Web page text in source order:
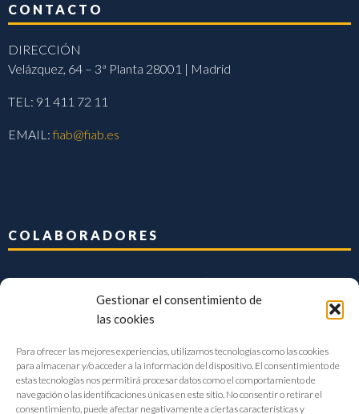
Gestionar el consentimiento de
las cookies
Para ofrecer las mejores experiencias, utilizamos tecnologías como las cookies
para almacenar y/o acceder a la información del dispositivo. El consentimiento de
estas tecnologías nos permitirá procesar datos como el comportamiento de
navegación o las identificaciones únicas en este sitio. No consentir o retirar el
consentimiento, puede afectar negativamente a ciertas características y
CONTACTO
DIRECCIÓN
Velázquez, 64 – 3ª Planta 28001 | Madrid
TEL: 91 411 72 11
EMAIL:fiab@fiab.es
COLABORADORES